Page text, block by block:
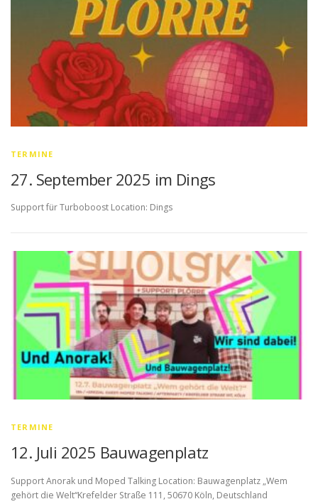
TERMINE
27. September 2025 im Dings
Support für Turboboost Location: Dings
TERMINE
12. Juli 2025 Bauwagenplatz
Support Anorak und Moped Talking Location: Bauwagenplatz „Wem
gehört die Welt“Krefelder Straße 111, 50670 Köln, Deutschland